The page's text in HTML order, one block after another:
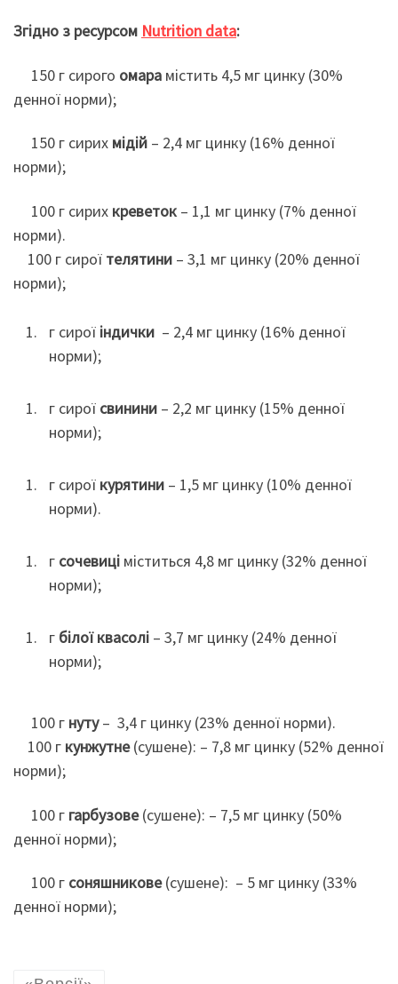
Згідно з ресурсом Nutrition data:
150 г сирого омара містить 4,5 мг цинку (30%
денної норми);
150 г сирих мідій – 2,4 мг цинку (16% денної
норми);
100 г сирих креветок – 1,1 мг цинку (7% денної
норми).
100 г сирої телятини – 3,1 мг цинку (20% денної
норми);
г сирої індички – 2,4 мг цинку (16% денної
норми);
г сирої свинини – 2,2 мг цинку (15% денної
норми);
г сирої курятини – 1,5 мг цинку (10% денної
норми).
г сочевиці міститься 4,8 мг цинку (32% денної
норми);
г білої квасолі – 3,7 мг цинку (24% денної
норми);
100 г нуту– 3,4 г цинку (23% денної норми).
100 г кунжутне(сушене): – 7,8 мг цинку (52% денної
норми);
100 г гарбузове(сушене): – 7,5 мг цинку (50%
денної норми);
100 г соняшникове(сушене): – 5 мг цинку (33%
денної норми);